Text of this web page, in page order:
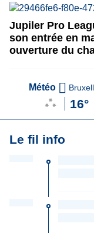
Jupiler Pro
son entrée en
ouverture du
Météo
16°
Le fil info